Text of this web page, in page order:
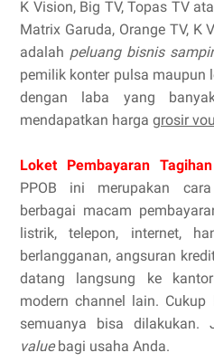
K Vision, Big TV, Topas TV
Matrix Garuda, Orange TV, K
adalah peluang bisnis
pemilik konter pulsa maupun
dengan laba yang
mendapatkan harga grosir
Loket Pembayaran
PPOB ini merupakan
berbagai macam
listrik, telepon, internet,
berlangganan, angsuran
datang langsung ke
modern channel lain.
semuanya bisa dilakukan.
valuebagi usaha Anda.